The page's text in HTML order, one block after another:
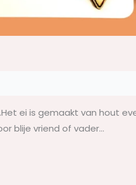
ei is gemaakt van hout
blije vriend of vader…